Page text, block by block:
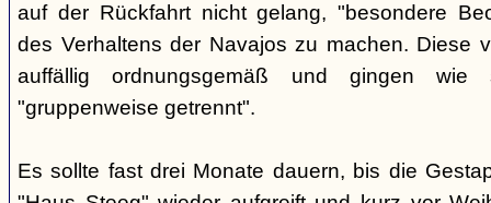
auf der Rückfahrt nicht gelang, "besondere
des Verhaltens der Navajos zu machen. Diese
auffällig ordnungsgemäß und gingen wie
"gruppenweise getrennt".
Es sollte fast drei Monate dauern, bis die